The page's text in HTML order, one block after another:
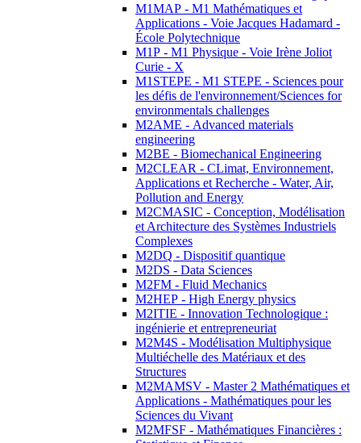
M1MAP - M1 Mathématiques et
Applications - Voie Jacques Hadamard -
École Polytechnique
M1P - M1 Physique - Voie Irène Joliot
Curie - X
M1STEPE - M1 STEPE - Sciences pour
les défis de l'environnement/Sciences for
environmentals challenges
M2AME - Advanced materials
engineering
M2BE - Biomechanical Engineering
M2CLEAR - CLimat, Environnement,
Applications et Recherche - Water, Air,
Pollution and Energy
M2CMASIC - Conception, Modélisation
et Architecture des Systèmes Industriels
Complexes
M2DQ - Dispositif quantique
M2DS - Data Sciences
M2FM - Fluid Mechanics
M2HEP - High Energy physics
M2ITIE - Innovation Technologique :
ingénierie et entrepreneuriat
M2M4S - Modélisation Multiphysique
Multiéchelle des Matériaux et des
Structures
M2MAMSV - Master 2 Mathématiques et
Applications - Mathématiques pour les
Sciences du Vivant
M2MFSF - Mathématiques Financières :